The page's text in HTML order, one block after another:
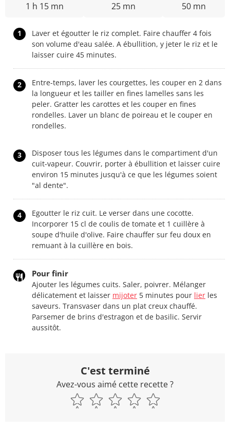
1 h 15 mn
25 mn
50 mn
1
Laver et égoutter le riz complet. Faire chauffer 4 fois
son volume d'eau salée. A ébullition, y jeter le riz et le
laisser cuire 45 minutes.
2
Entre-temps, laver les courgettes, les couper en 2 dans
la longueur et les tailler en fines lamelles sans les
peler. Gratter les carottes et les couper en fines
rondelles. Laver un blanc de poireau et le couper en
rondelles.
3
Disposer tous les légumes dans le compartiment d'un
cuit-vapeur. Couvrir, porter à ébullition et laisser cuire
environ 15 minutes jusqu'à ce que les légumes soient
"al dente".
4
Egoutter le riz cuit. Le verser dans une cocotte.
Incorporer 15 cl de coulis de tomate et 1 cuillère à
soupe d'huile d'olive. Faire chauffer sur feu doux en
remuant à la cuillère en bois.
Pour finir
Ajouter les légumes cuits. Saler, poivrer. Mélanger
délicatement et laisser mijoter 5 minutes pour lier les
saveurs. Transvaser dans un plat creux chauffé.
Parsemer de brins d'estragon et de basilic. Servir
aussitôt.
C'est terminé
Avez-vous aimé cette recette ?